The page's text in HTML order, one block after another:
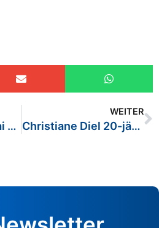
Das Wichtigste, Mai 2022
WEITER
Christiane Diel 20-jähriges Dienstjubiläum